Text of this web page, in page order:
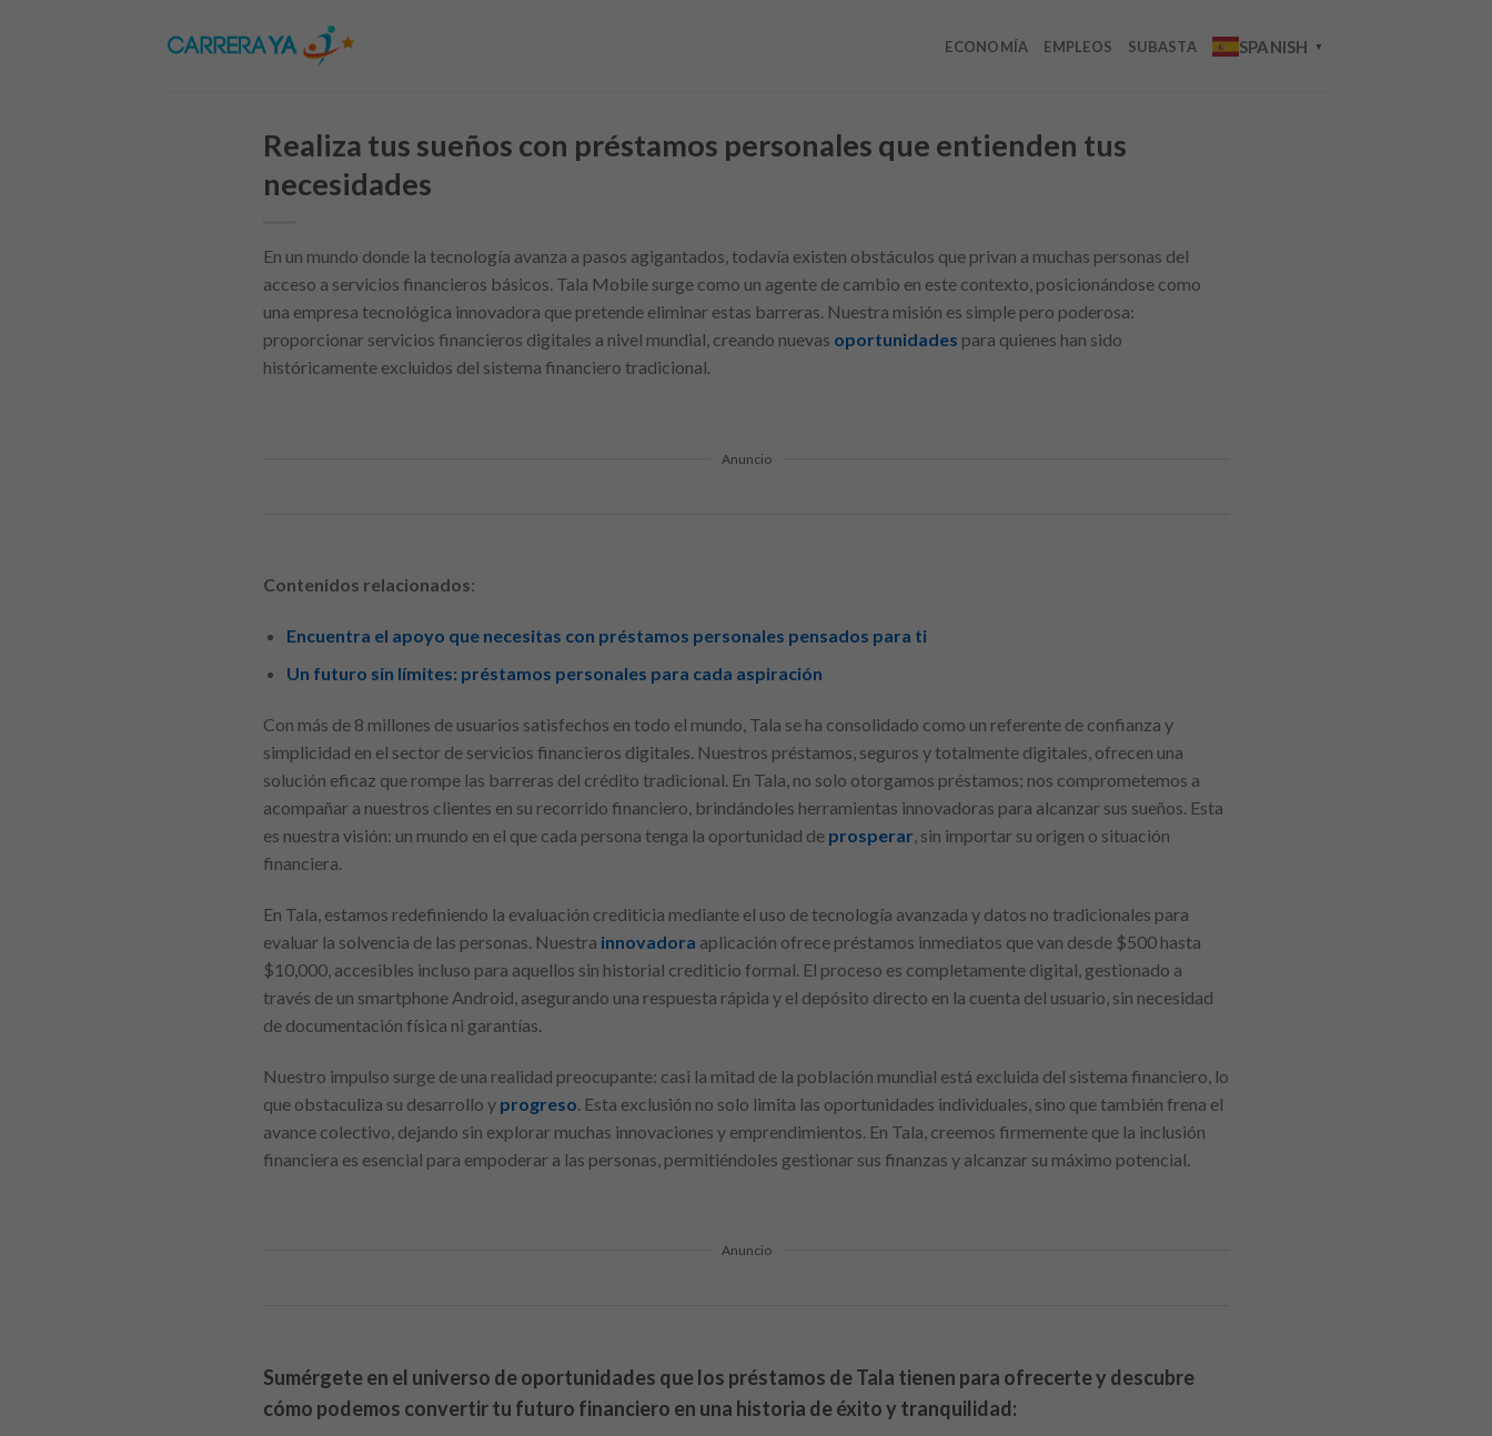
ECONOMÍA EMPLEOS SUBASTA SPANISH ▼
Realiza tus sueños con préstamos personales que entienden tus
necesidades
En un mundo donde la tecnología avanza a pasos agigantados, todavía existen obstáculos que privan a muchas personas del
acceso a servicios financieros básicos. Tala Mobile surge como un agente de cambio en este contexto, posicionándose como
una empresa tecnológica innovadora que pretende eliminar estas barreras. Nuestra misión es simple pero poderosa:
proporcionar servicios financieros digitales a nivel mundial, creando nuevas oportunidades para quienes han sido
históricamente excluidos del sistema financiero tradicional.
Anuncio
Contenidos relacionados:
Encuentra el apoyo que necesitas con préstamos personales pensados para ti
Un futuro sin límites: préstamos personales para cada aspiración
Con más de 8 millones de usuarios satisfechos en todo el mundo, Tala se ha consolidado como un referente de confianza y
simplicidad en el sector de servicios financieros digitales. Nuestros préstamos, seguros y totalmente digitales, ofrecen una
solución eficaz que rompe las barreras del crédito tradicional. En Tala, no solo otorgamos préstamos; nos comprometemos a
acompañar a nuestros clientes en su recorrido financiero, brindándoles herramientas innovadoras para alcanzar sus sueños. Esta
es nuestra visión: un mundo en el que cada persona tenga la oportunidad de prosperar, sin importar su origen o situación
financiera.
En Tala, estamos redefiniendo la evaluación crediticia mediante el uso de tecnología avanzada y datos no tradicionales para
evaluar la solvencia de las personas. Nuestra innovadora aplicación ofrece préstamos inmediatos que van desde $500 hasta
$10,000, accesibles incluso para aquellos sin historial crediticio formal. El proceso es completamente digital, gestionado a
través de un smartphone Android, asegurando una respuesta rápida y el depósito directo en la cuenta del usuario, sin necesidad
de documentación física ni garantías.
Nuestro impulso surge de una realidad preocupante: casi la mitad de la población mundial está excluida del sistema financiero, lo
que obstaculiza su desarrollo y progreso . Esta exclusión no solo limita las oportunidades individuales, sino que también frena el
avance colectivo, dejando sin explorar muchas innovaciones y emprendimientos. En Tala, creemos firmemente que la inclusión
financiera es esencial para empoderar a las personas, permitiéndoles gestionar sus finanzas y alcanzar su máximo potencial.
Anuncio
Sumérgete en el universo de oportunidades que los préstamos de Tala tienen para ofrecerte y descubre
cómo podemos convertir tu futuro financiero en una historia de éxito y tranquilidad: